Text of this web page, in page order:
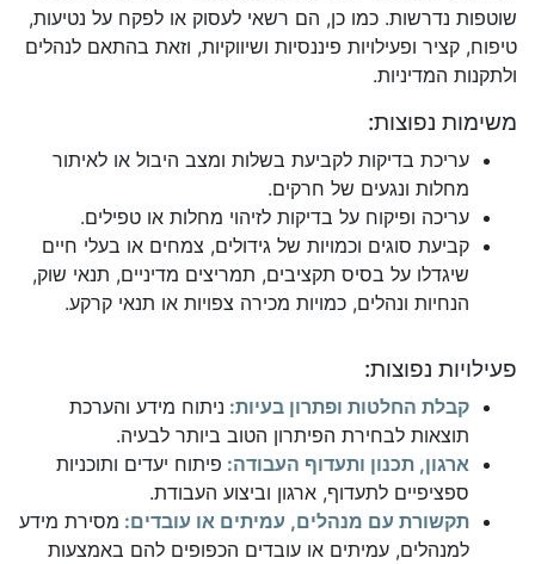
שוטפות נדרשות. כמו כן, הם רשאי לעסוק או לפקח על נטיעות,
טיפוח, קציר ופעילויות פיננסיות ושיווקיות, וזאת בהתאם לנהלים
ולתקנות המדיניות.
משימות נפוצות:
עריכת בדיקות לקביעת בשלות ומצב היבול או לאיתור
מחלות ונגעים של חרקים.
עריכה ופיקוח על בדיקות לזיהוי מחלות או טפילים.
קביעת סוגים וכמויות של גידולים, צמחים או בעלי חיים
שיגדלו על בסיס תקציבים, תמריצים מדיניים, תנאי שוק,
הנחיות ונהלים, כמויות מכירה צפויות או תנאי קרקע.
פעילויות נפוצות:
קבלת החלטות ופתרון בעיות: ניתוח מידע והערכת
תוצאות לבחירת הפיתרון הטוב ביותר לבעיה.
ארגון, תכנון ותעדוף העבודה: פיתוח יעדים ותוכניות
ספציפיים לתעדוף, ארגון וביצוע העבודת.
תקשורת עם מנהלים, עמיתים או עובדים: מסירת מידע
למנהלים, עמיתים או עובדים הכפופים להם באמצעות